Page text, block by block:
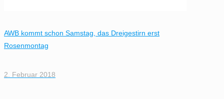
AWB kommt schon Samstag, das Dreigestirn erst
Rosenmontag
2. Februar 2018